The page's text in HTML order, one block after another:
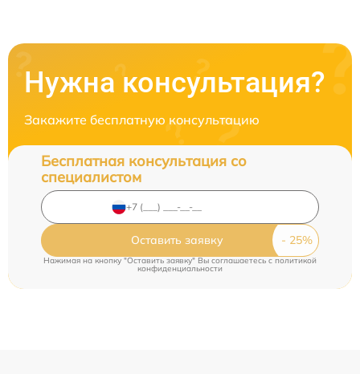
Нужна консультация?
Закажите бесплатную консультацию
Бесплатная консультация со
специалистом
Оставить заявку
Нажимая на кнопку "Оставить заявку" Вы соглашаетесь cполитикой
конфиденциальности